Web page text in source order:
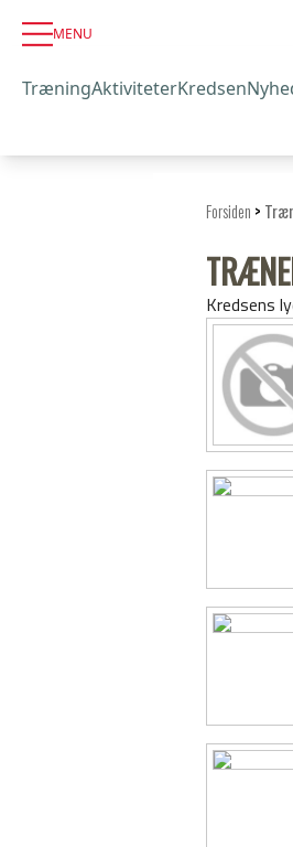
MENU
TræningAktiviteterKredsen
Forsiden >
Kredsens